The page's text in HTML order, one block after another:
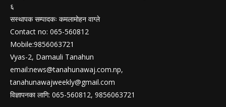
६
सस्थापक सम्पादकः कमलामोहन वाग्ले
Contact no: 065-560812
Mobile:9856063721
Vyas-2, Damauli Tanahun
email:news@tanahunawaj.com.np,
tanahunawajweekly@gmail.com
विज्ञापनका लागि: 065-560812, 9856063721